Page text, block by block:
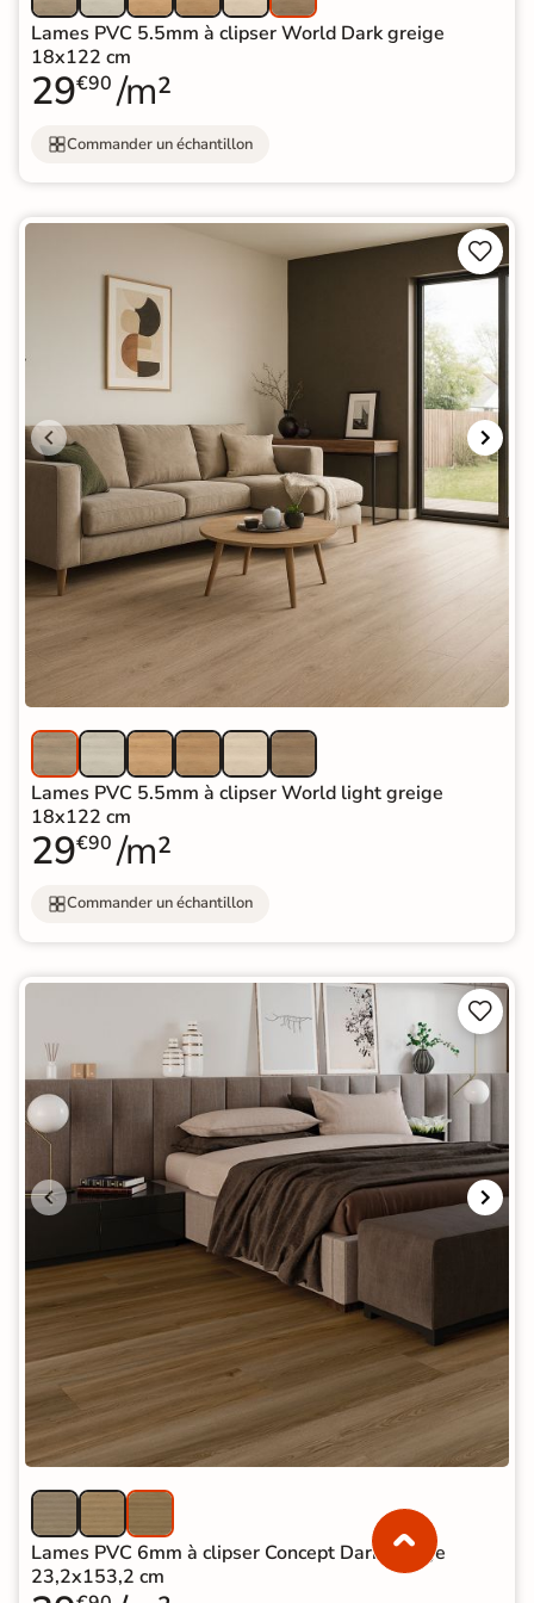
Lames PVC 5.5mm à clipser World Dark greige
18x122 cm
29€90 /m²
Commander un échantillon


Lames PVC 5.5mm à clipser World light greige
18x122 cm
29€90 /m²
Commander un échantillon


Lames PVC 6mm à clipser Concept Dark Greige
23,2x153,2 cm